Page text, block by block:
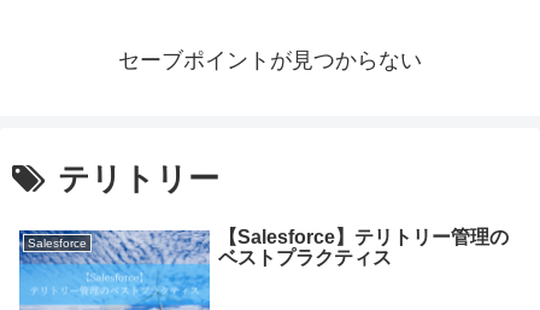
セーブポイントが見つからない
テリトリー
Salesforce
【Salesforce】テリトリー管理の
ベストプラクティス